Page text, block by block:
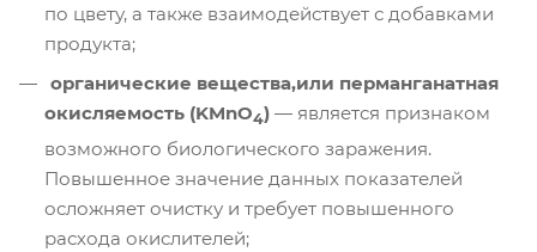
по цвету, а также взаимодействует с добавками
продукта;
органические вещества,или перманганатная
окисляемость (KMnO4) — является признаком
возможного биологического заражения.
Повышенное значение данных показателей
осложняет очистку и требует повышенного
расхода окислителей;